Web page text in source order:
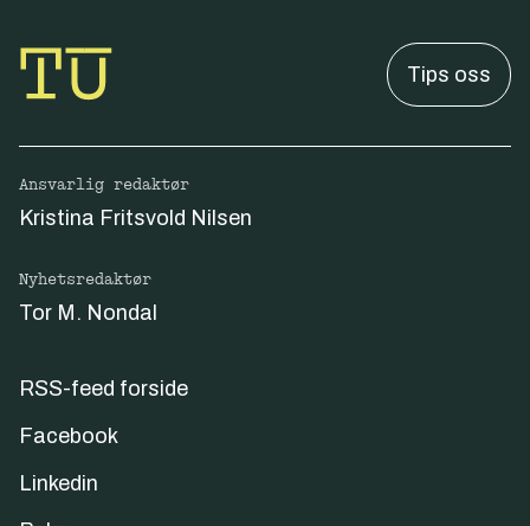
Tips oss
Ansvarlig redaktør
Kristina Fritsvold Nilsen
Nyhetsredaktør
Tor M. Nondal
RSS-feed forside
Facebook
Linkedin